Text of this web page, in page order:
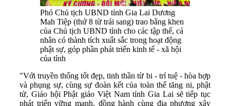
Phó Chủ tịch UBND tỉnh Gia Lai Dương
Mah Tiệp (thứ 8 từ trái sang) trao bằng khen
của Chủ tịch UBND tỉnh cho các tập thể, cá
nhân có thành tích xuất sắc trong hoạt động
phật sự, góp phần phát triển kinh tế - xã hội
của tỉnh
"Với truyền thống tốt đẹp, tinh thần từ bi - trí tuệ - hòa hợp
và phụng sự, cùng sự đoàn kết của toàn thể tăng ni, phật
tử, Giáo hội Phật giáo Việt Nam tỉnh Gia Lai sẽ tiếp tục
phát triển vững mạnh, đồng hành cùng địa phương xây